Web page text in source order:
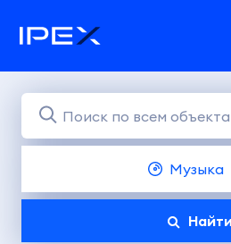
Музыка
Найти